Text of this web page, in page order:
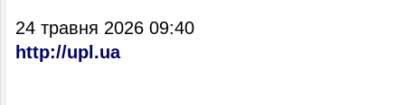
24 травня 2026 09:40
http://upl.ua